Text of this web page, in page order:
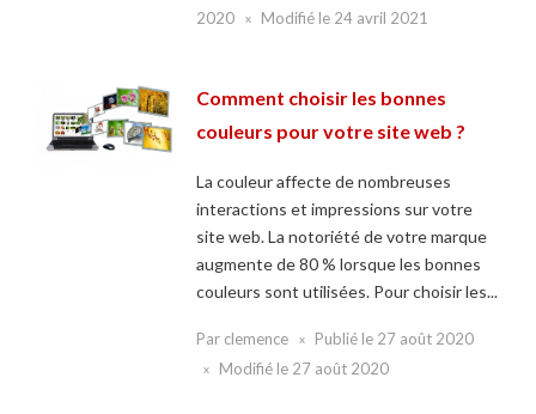
2020
Modifié le 24 avril 2021
Comment choisir les bonnes
couleurs pour votre site web ?
La couleur affecte de nombreuses
interactions et impressions sur votre
site web. La notoriété de votre marque
augmente de 80 % lorsque les bonnes
couleurs sont utilisées. Pour choisir les...
Par clemence Publié le 27 août 2020
Modifié le 27 août 2020